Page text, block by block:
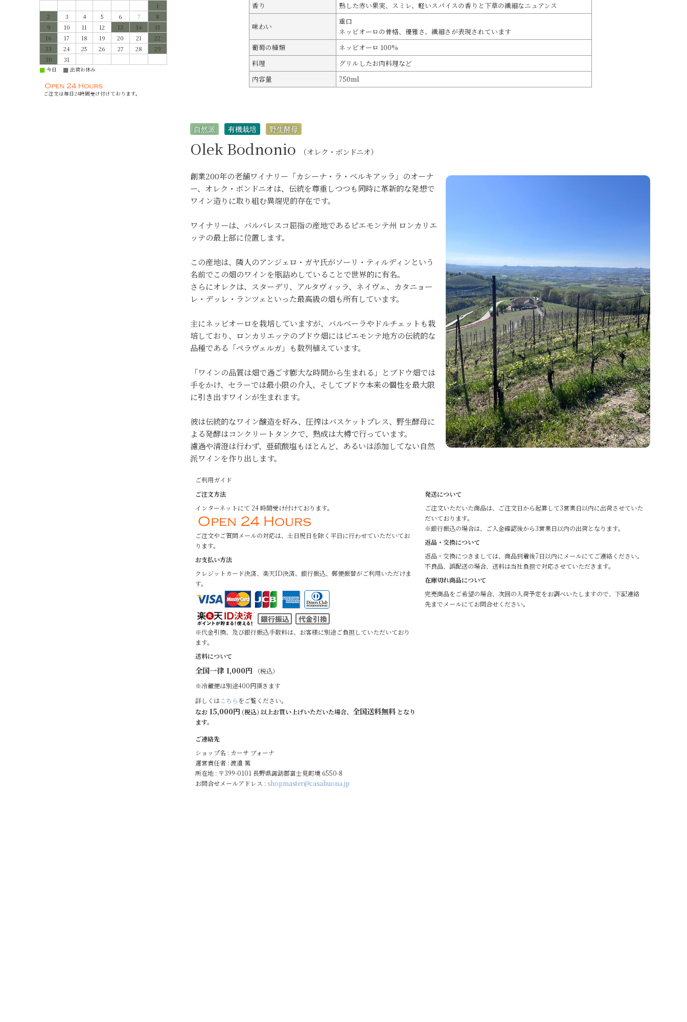
香り
熟した赤い果実、スミレ、軽いスパイスの香りと下草の繊細なニュアンス
味わい
重口
ネッビオーロの骨格、優雅さ、繊細さが表現されています
葡萄の種類
ネッビオーロ 100%
料理
グリルしたお肉料理など
内容量
750ml
自然派 有機栽培 野生酵母
Olek Bodnonio （オレク・ボンドニオ）
創業200年の老舗ワイナリー「カシーナ・ラ・ベルキアッラ」のオーナ
ー、オレク・ボンドニオは、伝統を尊重しつつも同時に革新的な発想で
ワイン造りに取り組む異端児的存在です。
ワイナリーは、バルバレスコ屈指の産地であるピエモンテ州 ロンカリエ
ッテの最上部に位置します。
この産地は、隣人のアンジェロ・ガヤ氏がソーリ・ティルディンという
名前でこの畑のワインを瓶詰めしていることで世界的に有名。
さらにオレクは、スターデリ、アルタヴィッラ、ネイヴェ、カタニョー
レ・デッレ・ランツェといった最高級の畑も所有しています。
主にネッビオーロを栽培していますが、バルベーラやドルチェットも栽
培しており、ロンカリエッテのブドウ畑にはピエモンテ地方の伝統的な
品種である「ペラヴェルガ」も数列植えています。
「ワインの品質は畑で過ごす膨大な時間から生まれる」とブドウ畑では
手をかけ、セラーでは最小限の介入、そしてブドウ本来の個性を最大限
に引き出すワインが生まれます。
彼は伝統的なワイン醸造を好み、圧搾はバスケットプレス、野生酵母に
よる発酵はコンクリートタンクで、熟成は大樽で行っています。
濾過や清澄は行わず、亜硫酸塩もほとんど、あるいは添加してない自然
派ワインを作り出します。
ご利用ガイド
ご注文方法
インターネットにて 24 時間受け付けております。
ご注文やご質問メールの対応は、土日祝日を除く平日に行わせていただいてお
ります。
お支払い方法
クレジットカード決済、楽天ID決済、銀行振込、郵便振替がご利用いただけま
す。
※代金引換、及び銀行振込手数料は、お客様に別途ご負担していただいており
ます。
送料について
全国一律 1,000円 （税込）
※冷蔵便は別途400円頂きます
詳しくはこちらをご覧ください。
なお 15,000円 (税込) 以上お買い上げいただいた場合、 全国送料無料 となり
ます。
発送について
ご注文いただいた商品は、ご注文日から起算して3営業日以内に出荷させていた
だいております。
※銀行振込の場合は、ご入金確認後から3営業日以内の出荷となります。
返品・交換について
返品・交換につきましては、商品到着後7日以内にメールにてご連絡ください。
不良品、誤配送の場合、送料は当社負担で対応させていただきます。
在庫切れ商品について
完売商品をご希望の場合、次回の入荷予定をお調べいたしますので、下記連絡
先までメールにてお問合せください。
ご連絡先
ショップ名 : カーサ ブォーナ
運営責任者 : 渡邉 篤
所在地 : 〒399-0101 長野県諏訪郡富士見町境 6550-8
お問合せメールアドレス : shopmaster@casabuona.jp
1
2
3 4 5 6 7
8
9
10 11 12 13 14
15
16
17 18 19 20 21
22
23
24 25 26 27 28
29
30
31
■ 今日 ■ 出荷お休み
ご注文は毎日24時間受け付けております。